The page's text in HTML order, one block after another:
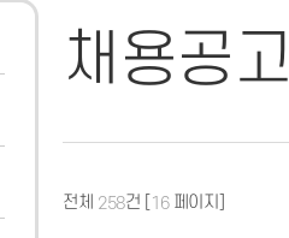
채용공고
전체 258건 [ 16페이지]